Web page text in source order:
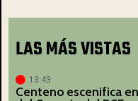
LAS MÁS VISTAS
13:43
Centeno escenifica